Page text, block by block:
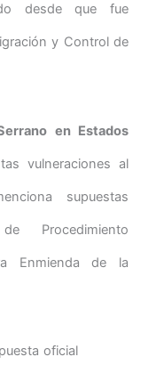
desde que fue
y Control de
en Estados
vulneraciones al
supuestas
Procedimiento
Enmienda de la
oficial